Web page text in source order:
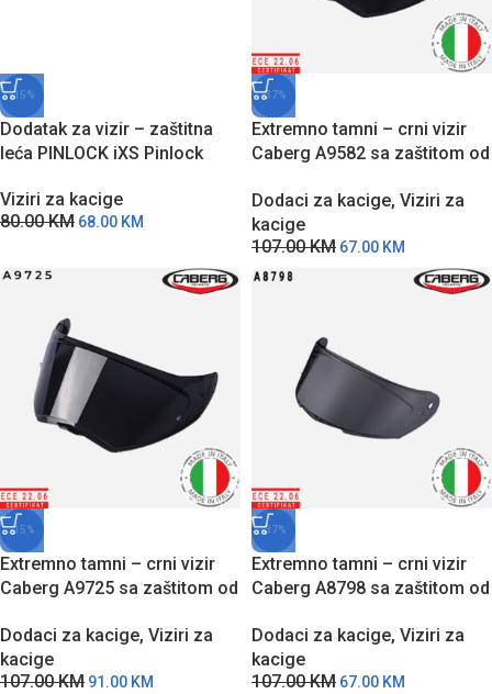
-15%
Dodatak za vizir – zaštitna
leća PINLOCK iXS Pinlock
Viziri za kacige
80.00KM 68.00 KM
-37%
Extremno tamni – crni vizir
Caberg A9582 sa zaštitom od
modele kaciga
Dodaci za kacige, Viziri za
kacige
107.00KM 67.00 KM
-15%
Extremno tamni – crni vizir
Caberg A9725 sa zaštitom od
kaciga
Dodaci za kacige, Viziri za
kacige
107.00KM 91.00 KM
-37%
Extremno tamni – crni vizir
Caberg A8798 sa zaštitom od
AVALON X modele kaciga
Dodaci za kacige, Viziri za
kacige
107.00KM 67.00 KM